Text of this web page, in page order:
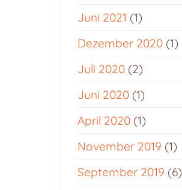
Juni 2021 (1)
Dezember 2020(1)
Juli 2020(2)
Juni 2020(1)
April 2020(1)
November 2019 (1)
September 2019 (6)